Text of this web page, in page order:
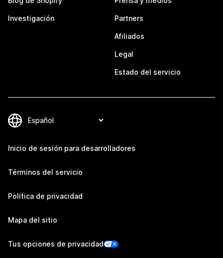
Investigación Partners
Afiliados
Legal
Estado del servicio
Inicio de sesión para desarrolladores
Términos del servicio
Política de privacidad
Mapa del sitio
Tus opciones de privacidad